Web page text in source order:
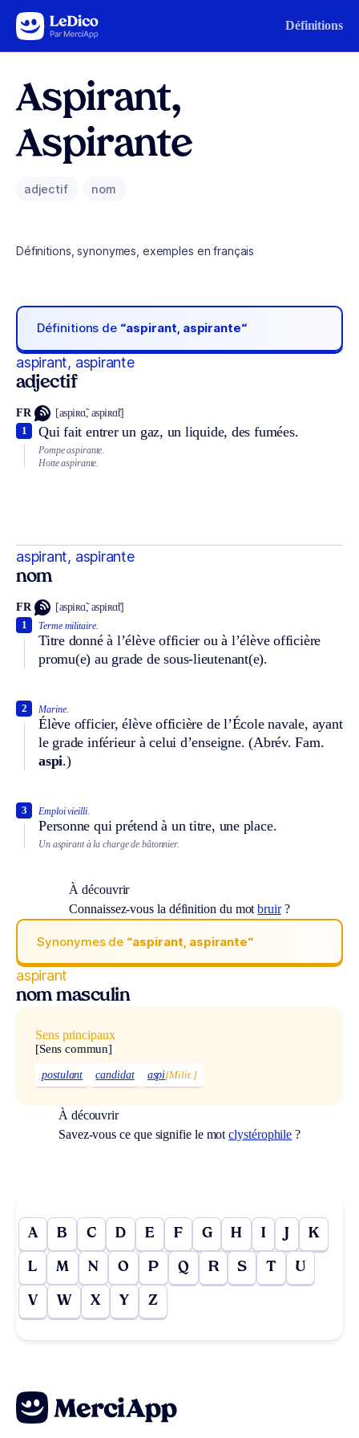
Aller au contenu Définitions
Aspirant,
Aspirante
adjectif nom
Définitions, synonymes, exemples en français
Définitions de “aspirant, aspirante“
aspirant, aspirante
adjectif
FR [aspiʀɑ̃, aspiʀɑ̃t]
Qui fait entrer un gaz, un liquide, des fumées.
1
Pompe aspirante.
Hotte aspirante.
aspirant, aspirante
nom
FR [aspiʀɑ̃, aspiʀɑ̃t]
Terme militaire.
Titre donné à l’élève officier ou à l’élève officière
promu(e) au grade de sous-lieutenant(e).
1
Marine.
Élève officier, élève officière de l’École navale, ayant
le grade inférieur à celui d’enseigne. (Abrév. Fam.
aspi.)
2
Emploi vieilli.
Personne qui prétend à un titre, une place.
3
Un aspirant à la charge de bâtonnier.
À découvrir
Connaissez-vous la définition du motbruir?
Synonymes de “aspirant, aspirante“
aspirant
nom masculin
Sens principaux
[Sens commun]
postulant candidat aspi[Milit.]
À découvrir
Savez-vous ce que signifie le motclystérophile ?
A B C D E F G H I J K
L M N O P Q R S T U
V W X Y Z